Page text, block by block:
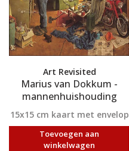
Art Revisited
Marius van Dokkum -
mannenhuishouding
15x15 cm kaart met envelop
Toevoegen aan
winkelwagen